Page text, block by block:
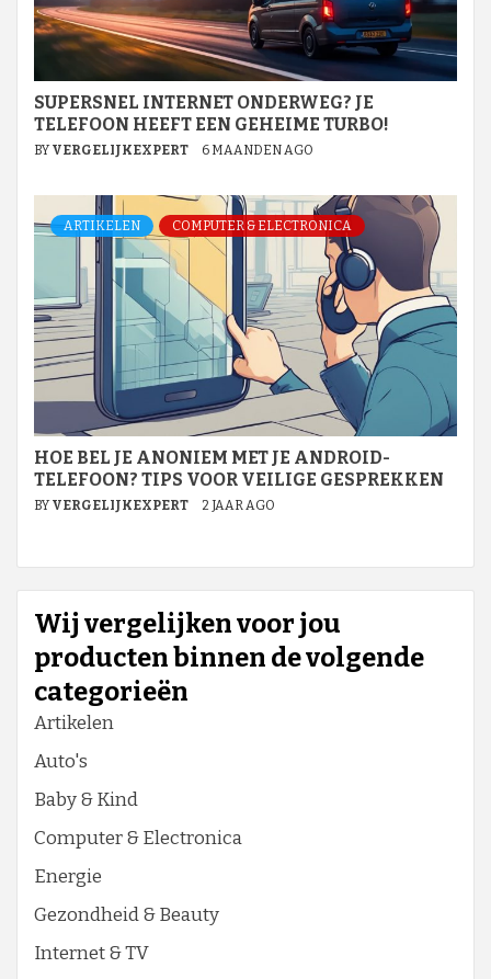
SUPERSNEL INTERNET ONDERWEG? JE
TELEFOON HEEFT EEN GEHEIME TURBO!
BY VERGELIJKEXPERT 6 MAANDEN AGO
ARTIKELEN COMPUTER & ELECTRONICA
HOE BEL JE ANONIEM MET JE ANDROID-
TELEFOON? TIPS VOOR VEILIGE GESPREKKEN
BY VERGELIJKEXPERT 2 JAAR AGO
Wij vergelijken voor jou
producten binnen de volgende
categorieën
Artikelen
Auto's
Baby & Kind
Computer & Electronica
Energie
Gezondheid & Beauty
Internet & TV